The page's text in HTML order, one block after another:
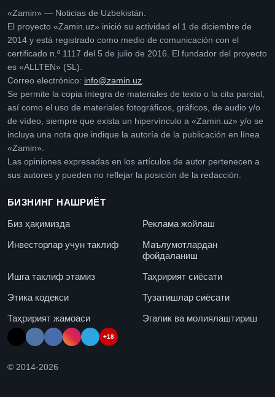
«Zamin» — Noticias de Uzbekistán.
El proyecto «Zamin.uz» inició su actividad el 1 de diciembre de
2014 y está registrado como medio de comunicación con el
certificado n.º 1117 del 5 de julio de 2016. El fundador del proyecto
es «ALLTEN» (SL).
Correo electrónico: info@zamin.uz
Se permite la copia íntegra de materiales de texto o la cita parcial,
así como el uso de materiales fotográficos, gráficos, de audio y/o
de vídeo, siempre que exista un hipervínculo a «Zamin.uz» y/o se
incluya una nota que indique la autoría de la publicación en línea
«Zamin».
Las opiniones expresadas en los artículos de autor pertenecen a
sus autores y pueden no reflejar la posición de la redacción.
БИЗНИНГ НАШРИЁТ
Биз ҳақимизда
Реклама жойлаш
Инвесторлар учун таклиф
Маълумотлардан
фойдаланиш
Ишга таклиф этамиз
Таҳририят сиёсати
Этика кодекси
Тузатишлар сиёсати
Таҳририят жамоаси
Эгалик ва молиялаштириш
+18
© 2014-2026